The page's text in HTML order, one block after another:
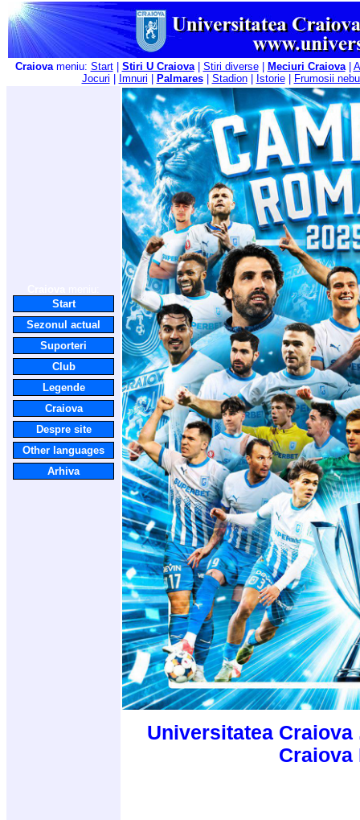
Craiovameniu: Start| Stiri U Craiova| Stiri diverse| Meciuri Craiova|
Jocuri
Imnuri Palmares| Stadion| Istorie| Frumosii
Start
Sezonul actual
Suporteri
Club
Legende
Craiova
Despre site
Other languages
Arhiva
Universitatea
Craiova